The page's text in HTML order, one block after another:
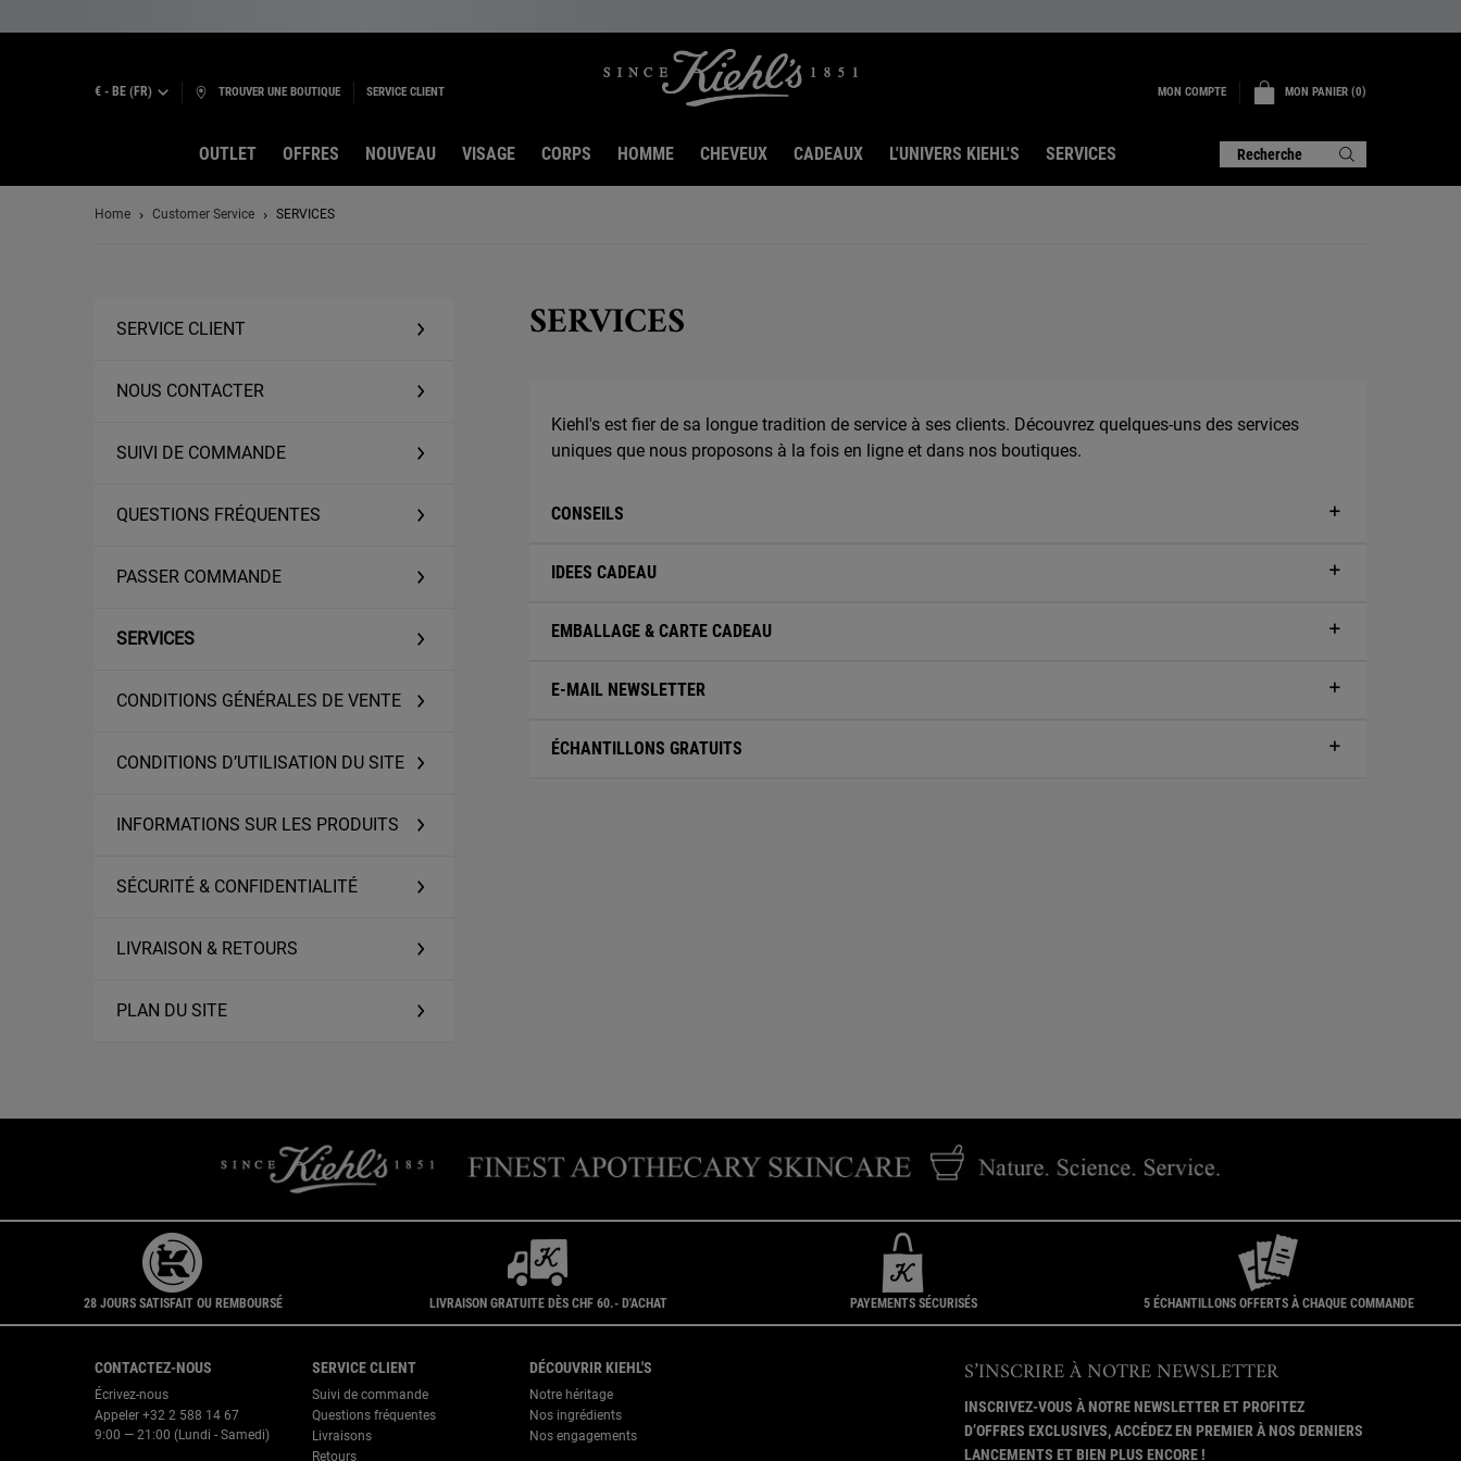
€ - BE (FR) TROUVER UNE BOUTIQUE SERVICE CLIENT MON COMPTE MON PANIER 0
0 PRODUIT
OUTLET OFFRES NOUVEAU VISAGE CORPS HOMME CHEVEUX CADEAUX L'UNIVERS KIEHL'S SERVICES Recherche
Home
Customer Service SERVICES
SERVICE CLIENT
NOUS CONTACTER
SUIVI DE COMMANDE
QUESTIONS FRÉQUENTES
PASSER COMMANDE
SERVICES
CONDITIONS GÉNÉRALES DE VENTE
CONDITIONS D’UTILISATION DU SITE
INFORMATIONS SUR LES PRODUITS
SÉCURITÉ & CONFIDENTIALITÉ
LIVRAISON & RETOURS
PLAN DU SITE
SERVICES
Kiehl's est fier de sa longue tradition de service à ses clients. Découvrez quelques-uns des services
uniques que nous proposons à la fois en ligne et dans nos boutiques.
CONSEILS
IDEES CADEAU
EMBALLAGE & CARTE CADEAU
E-MAIL NEWSLETTER
ÉCHANTILLONS GRATUITS
28 JOURS SATISFAIT OU REMBOURSÉ LIVRAISON GRATUITE DÈS CHF 60.- D'ACHAT PAYEMENTS SÉCURISÉS 5 ÉCHANTILLONS OFFERTS À CHAQUE COMMANDE
CONTACTEZ-NOUS
Écrivez-nous
Appeler +32 2 588 14 67
9:00 — 21:00 (Lundi - Samedi)
SERVICE CLIENT
Suivi de commande
Questions fréquentes
Livraisons
Retours
DÉCOUVRIR KIEHL'S
Notre héritage
Nos ingrédients
Nos engagements
S’INSCRIRE À NOTRE NEWSLETTER
INSCRIVEZ-VOUS À NOTRE NEWSLETTER ET PROFITEZ
D’OFFRES EXCLUSIVES, ACCÉDEZ EN PREMIER À NOS DERNIERS
LANCEMENTS ET BIEN PLUS ENCORE !